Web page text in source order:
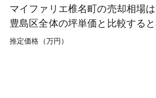
マイファリエ椎名町の売却相場
豊島区全体の坪単価と比較すると
推定価格（万円）